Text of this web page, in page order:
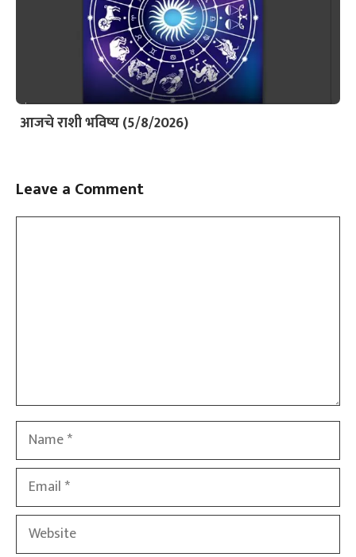
आजचे राशी भविष्य (5/8/2026)
Leave a Comment
Name
Email
Website